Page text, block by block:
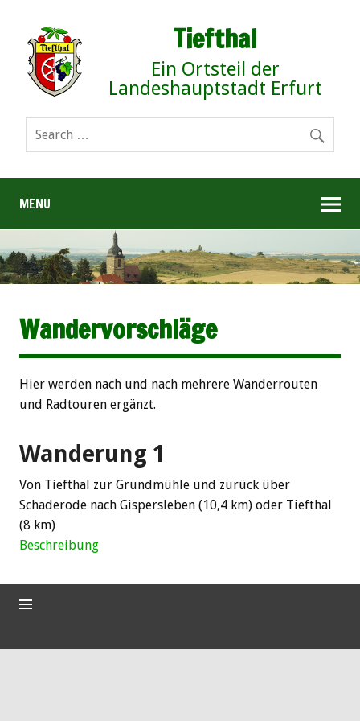
Tiefthal
Ein Ortsteil der
Landeshauptstadt Erfurt
MENU
Wandervorschläge
Hier werden nach und nach mehrere Wanderrouten
und Radtouren ergänzt.
Wanderung 1
Von Tiefthal zur Grundmühle und zurück über
Schaderode nach Gispersleben (10,4 km) oder Tiefthal
(8 km)
Beschreibung